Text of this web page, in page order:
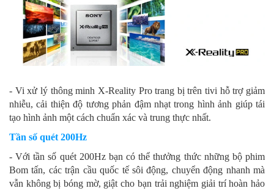
- Vi xử lý thông minh X-Reality Pro trang bị trên tivi hỗ trợ giảm
nhiễu, cải thiện độ tương phản đậm nhạt trong hình ảnh giúp tái
tạo hình ảnh một cách chuẩn xác và trung thực nhất.
Tần số quét 200Hz
- Với tần số quét 200Hz bạn có thể thưởng thức những bộ phim
Bom tấn, các trận cầu quốc tế sôi động, chuyển động nhanh mà
vẫn không bị bóng mờ, giật cho bạn trải nghiệm giải trí hoàn hảo